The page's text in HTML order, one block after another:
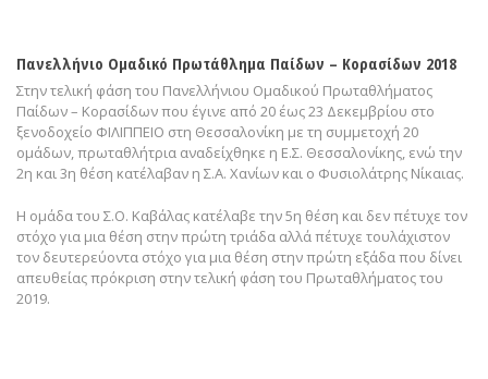
Πανελλήνιο Ομαδικό Πρωτάθλημα Παίδων – Κορασίδων 2018
Στην τελική φάση του Πανελλήνιου Ομαδικού Πρωταθλήματος
Παίδων – Κορασίδων που έγινε από 20 έως 23 Δεκεμβρίου στο
ξενοδοχείο ΦΙΛΙΠΠΕΙΟ στη Θεσσαλονίκη με τη συμμετοχή 20
ομάδων, πρωταθλήτρια αναδείχθηκε η Ε.Σ. Θεσσαλονίκης, ενώ την
2η και 3η θέση κατέλαβαν η Σ.Α. Χανίων και ο Φυσιολάτρης Νίκαιας.
Η ομάδα του Σ.Ο. Καβάλας κατέλαβε την 5η θέση και δεν πέτυχε τον
στόχο για μια θέση στην πρώτη τριάδα αλλά πέτυχε τουλάχιστον
τον δευτερεύοντα στόχο για μια θέση στην πρώτη εξάδα που δίνει
απευθείας πρόκριση στην τελική φάση του Πρωταθλήματος του
2019.